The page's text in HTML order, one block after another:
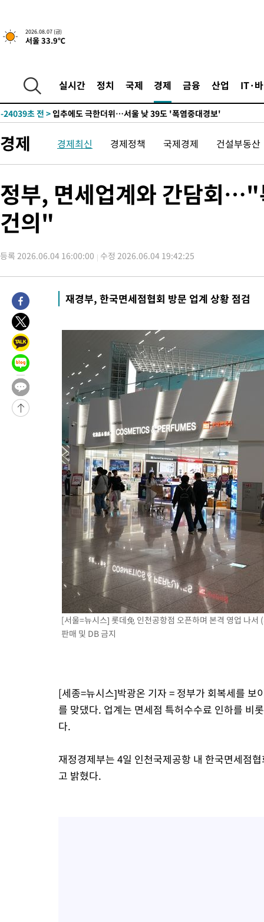
2026.08.07 (금)
서울 33.9℃
실시간 정치 국제 경제 금융 산업 IT·
압수수색
-27826초 전 >[속보]원·달러 환율, 오전 9시 1423.8원
-27622초 전 >[속보]삼성전자·SK하이닉스 동반 강보합…1%대 상승 출발
-27576초 전 >
[속보]코스피, 6300선 재탈환…1.09% 오른 6365.07 개장
-24741초 전 >
태
-24039초 전 >입추에도 극한더위…서울 낮 39도 '폭염중대경보'
례 큰 폭발음
-17718초 전 >
[속보]美, 폴리실리콘 수입 규제…파생제품 15% 관세, 120일
-15869초 전 >[속보]트럼프, 美 원정출산 금지 행정명령 서명
-31253초 전 >
민주 콩고 에볼라환자 4천명 돌파, 4053명 발생 1850명 사망
-30503초 전 >[속보]'300억원대 사기 혐의' 차가원 대표 구속 송치
-29697초 전 >
-28091초 전 >[속보]합수본, '투표율 허위 입력' 중앙·서울·경기도 선관위
압수수색
-27846초 전 >[속보]원·달러 환율, 오전 9시 1423.8원
-27642초 전 >
[속보]삼성전자·SK하이닉스 동반 강보합…1%대 상승 출발
-27628초 전 >
-27596초 전 >
[속보]코스피, 6300선 재탈환…1.09% 오른 6365.07 개장
-24761초 전 >
시리아 다마스쿠스 교외에서 미니버스 폭발.. 14명 부상, 3명
-24059초 전 >
입추에도 극한더위…서울 낮 39도 '폭염중대경보'
-19023초 전 >
이란, 호르무즈서 "적국 목표물들"과 대치로 남부 케슘섬에서
례 큰 폭발음
-17738초 전 >
[속보]美, 폴리실리콘 수입 규제…파생제품 15% 관세, 120일
발효
-15889초 전 >
[속보]트럼프, 美 원정출산 금지 행정명령 서명
[속보] 뉴욕증시, 일제 하락 마감…나스닥 0.06%↓
경제 경제최신 경제정책 국제경제 건설부동산
정부, 면세업계와 간담회…"
건의"
등록 2026.06.04 16:00:00 수정 2026.06.04 19:42:25
재경부, 한국면세점협회 방문 업계 상황 점검
[서울=뉴시스] 롯데免 인천공항점 오픈하며 본격
판매 및 DB 금지
[세종=뉴시스]박광온 기자 = 정부가 회복세를 보
를 맞댔다. 업계는 면세점 특허수수료 인하를 비
다.
재정경제부는 4일 인천국제공항 내 한국면세점
고 밝혔다.